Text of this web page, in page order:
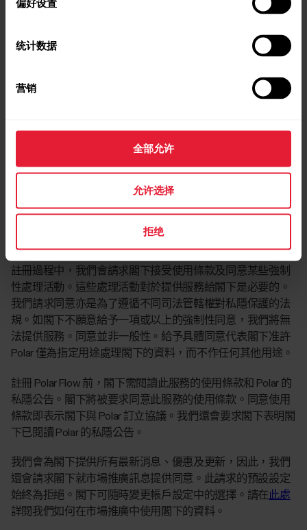
偏好设置
统计数据
营销
全部允许
允许选择
拒绝
Professorintie 5
助閣下追蹤訓練、活動及睡眠資料並分析閣下的進度。其可
與閣下的 Polar 產品配合使用，作為閣下的自動訓練日誌：閣
下的所有訓練、活動及睡眠資料將從閣下的產品同步至閣下
註冊過程中，我們會請求閣下接受使用條款及同意某些強制
性處理活動。這些處理活動對於提供服務給閣下是必要的。
我們請求同意亦是為了遵循不同司法管轄權對私隱保護的法
規。如閣下不願意給予一項或以上的強制性同意，我們將無
法提供服務。同意並非一般性。給予具體同意代表閣下准許
Polar 僅為指定用途處理閣下的資料，而不作任何其他用途。
註冊 Polar Flow 前，閣下需閱讀此服務的使用條款和 Polar 的
私隱公告。閣下將被要求同意此服務的使用條款。同意使用
條款即表示閣下與 Polar 訂立協議。我們還會要求閣下表明閣
下已閱讀 Polar 的私隱公告。
我們會為閣下提供所有最新消息、優惠及更新，因此，我們
還會請求閣下就市場推廣訊息提供同意。此請求的預設設定
始終為拒絕。閣下可隨時變更帳戶設定中的選擇。請在此處
詳閱我們如何在市場推廣中使用閣下的資料。